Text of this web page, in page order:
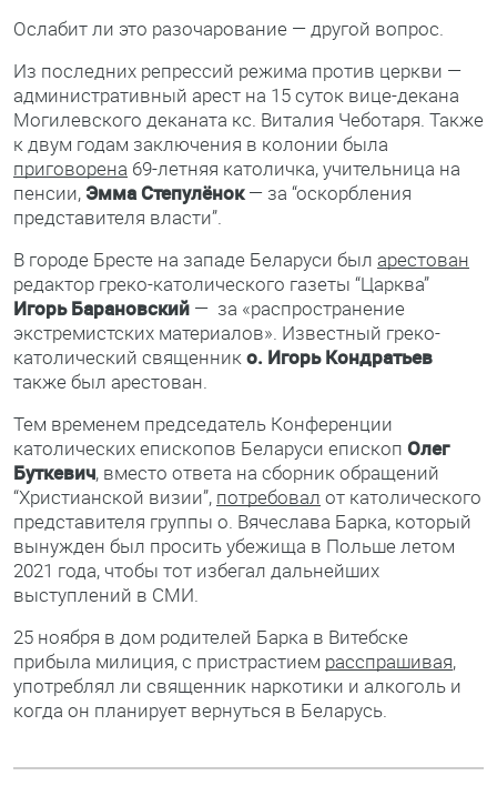
Ослабит ли это разочарование — другой вопрос.
Из последних репрессий режима против церкви —
административный арест на 15 суток вице-декана
Могилевского деканата кс. Виталия Чеботаря. Также
к двум годам заключения в колонии была
приговорена 69-летняя католичка, учительница на
пенсии, Эмма Степулёнок— за “оскорбления
представителя власти”.
В городе Бресте на западе Беларуси был арестован
редактор греко-католического газеты “Царква”
Игорь Барановский — за «распространение
экстремистских материалов». Известный греко-
католический священнико. Игорь Кондратьев
также был арестован.
Тем временем председатель Конференции
католических епископов Беларуси епископ Олег
Буткевич, вместо ответа на сборник обращений
“Христианской визии”, потребовал от католического
представителя группы о. Вячеслава Барка, который
вынужден был просить убежища в Польше летом
2021 года, чтобы тот избегал дальнейших
выступлений в СМИ.
25 ноября в дом родителей Барка в Витебске
прибыла милиция, с пристрастием расспрашивая,
употреблял ли священник наркотики и алкоголь и
когда он планирует вернуться в Беларусь.